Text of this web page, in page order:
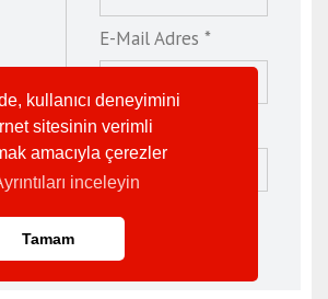
kullanıcı deneyimini
sitesinin verimli
amacıyla çerezler
inceleyin
Tamam
E-Mail Adres *
Web Site